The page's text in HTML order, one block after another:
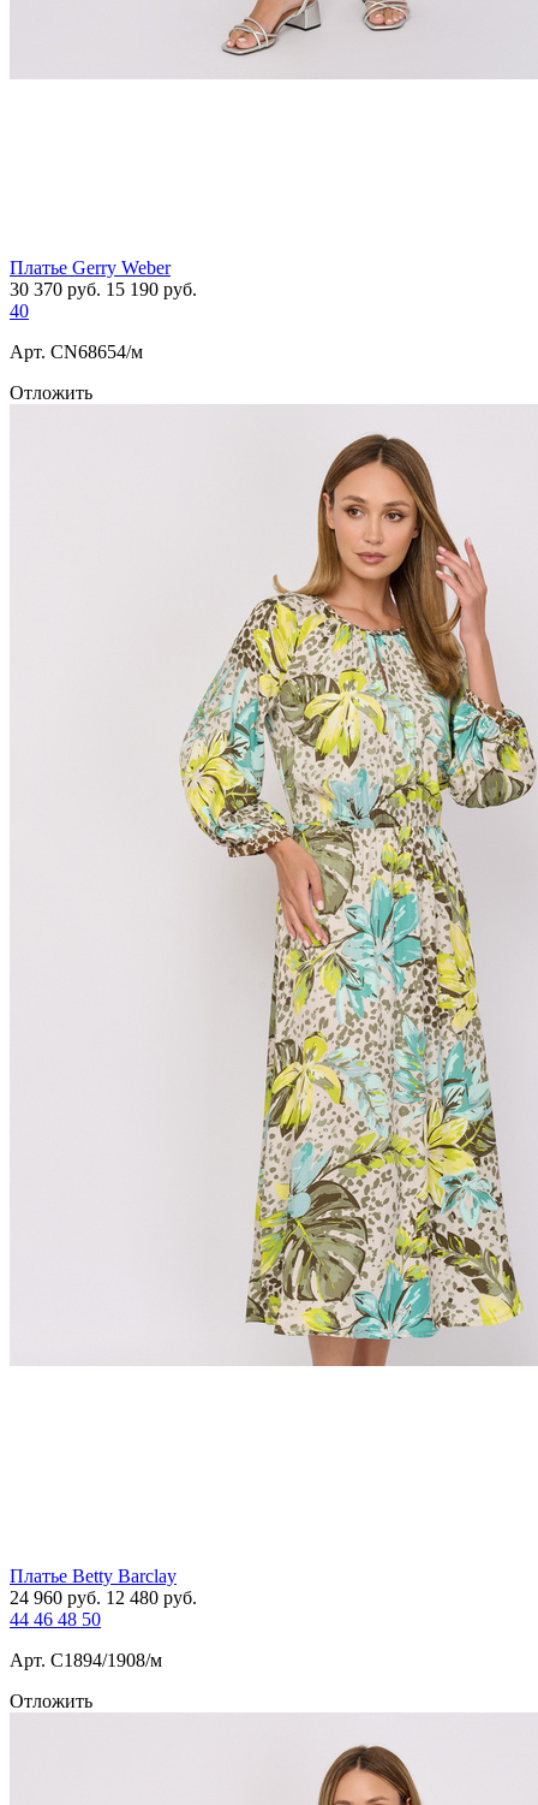
Платье Gerry Weber
30 370 руб. 15 190 руб.
40
Арт. СN68654/м
Отложить
Платье Betty Barclay
24 960 руб. 12 480 руб.
44 46 48 50
Арт. С1894/1908/м
Отложить